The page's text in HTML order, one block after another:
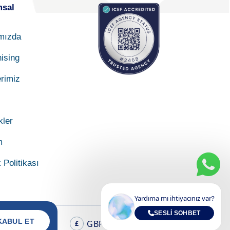
Yardıma mı ihtiyacınız var?
SESLI SOHBET
£ GBP TR
ET